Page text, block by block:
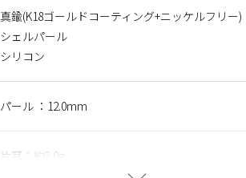
真鍮(K18ゴールドコーティング+ニッケルフリー)
シェルパール
シリコン
パール ：12.0mm
片耳：約3.0g